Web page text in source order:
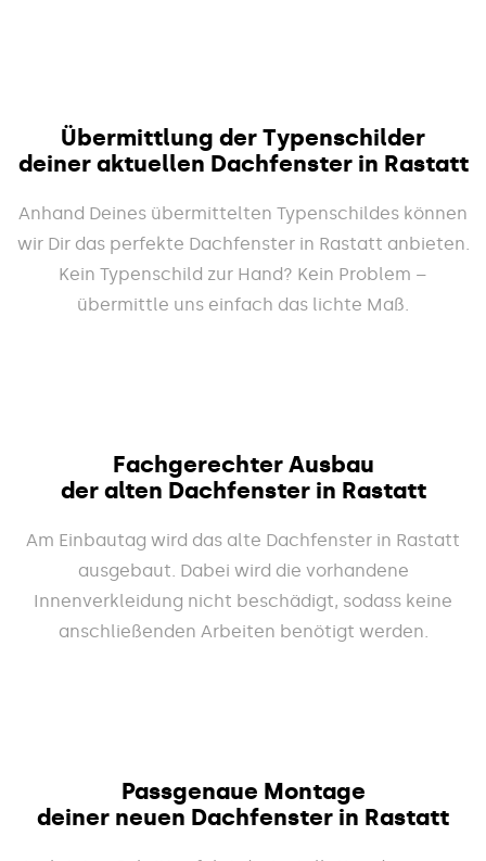
Übermittlung der Typenschilder
deiner aktuellen Dachfenster in Rastatt
Anhand Deines übermittelten Typenschildes können
wir Dir das perfekte Dachfenster in Rastatt anbieten.
Kein Typenschild zur Hand? Kein Problem –
übermittle uns einfach das lichte Maß.
Fachgerechter Ausbau
der alten Dachfenster in Rastatt
Am Einbautag wird das alte Dachfenster in Rastatt
ausgebaut. Dabei wird die vorhandene
Innenverkleidung nicht beschädigt, sodass keine
anschließenden Arbeiten benötigt werden.
Passgenaue Montage
deiner neuen Dachfenster in Rastatt